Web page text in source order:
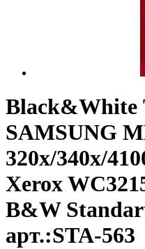
Black&White
SAMSUNG
320x/340x/
Xerox
B&W
арт.:STA-563